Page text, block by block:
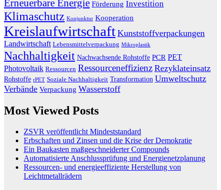
Erneuerbare Energie Förderung Investition
Klimaschutz Konjunktur Kooperation
Kreislaufwirtschaft Kunststoffverpackungen
Landwirtschaft Lebensmittelverpackung Mikroplastik
Nachhaltigkeit Nachwachsende Rohstoffe PCR PET
Photovoltaik Ressourcen Ressourceneffizienz Rezyklateinsatz
Rohstoffe rPET Soziale Nachhaltigkeit Transformation Umweltschutz
Verbände Verpackung Wasserstoff
Most Viewed Posts
ZSVR veröffentlicht Mindeststandard
Erbschaften und Zinsen und die Krise der Demokratie
Ein Baukasten maßgeschneiderter Compounds
Automatisierte Anschlussprüfung und Energienetzplanung
Ressourcen- und energieeffiziente Herstellung von
Leichtmetallrädern